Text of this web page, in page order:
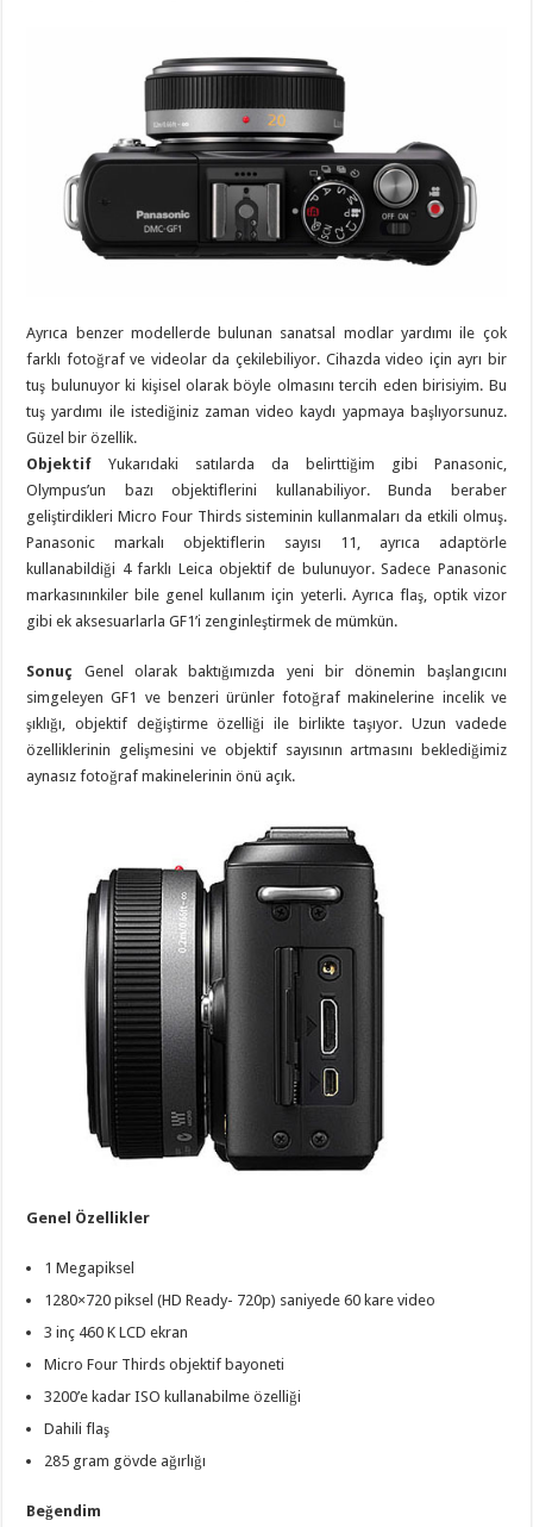
Ayrıca benzer modellerde bulunan sanatsal modlar yardımı ile çok
farklı fotoğraf ve videolar da çekilebiliyor. Cihazda video için ayrı bir
tuş bulunuyor ki kişisel olarak böyle olmasını tercih eden birisiyim. Bu
tuş yardımı ile istediğiniz zaman video kaydı yapmaya başlıyorsunuz.
Güzel bir özellik.
Objektif Yukarıdaki satılarda da belirttiğim gibi Panasonic,
Olympus’un bazı objektiflerini kullanabiliyor. Bunda beraber
geliştirdikleri Micro Four Thirds sisteminin kullanmaları da etkili olmuş.
Panasonic markalı objektiflerin sayısı 11, ayrıca adaptörle
kullanabildiği 4 farklı Leica objektif de bulunuyor. Sadece Panasonic
markasınınkiler bile genel kullanım için yeterli. Ayrıca flaş, optik vizor
gibi ek aksesuarlarla GF1’i zenginleştirmek de mümkün.
Sonuç Genel olarak baktığımızda yeni bir dönemin başlangıcını
simgeleyen GF1 ve benzeri ürünler fotoğraf makinelerine incelik ve
şıklığı, objektif değiştirme özelliği ile birlikte taşıyor. Uzun vadede
özelliklerinin gelişmesini ve objektif sayısının artmasını beklediğimiz
aynasız fotoğraf makinelerinin önü açık.
Genel Özellikler
1 Megapiksel
1280×720 piksel (HD Ready- 720p) saniyede 60 kare video
3 inç 460 K LCD ekran
Micro Four Thirds objektif bayoneti
3200’e kadar ISO kullanabilme özelliği
Dahili flaş
285 gram gövde ağırlığı
Beğendim